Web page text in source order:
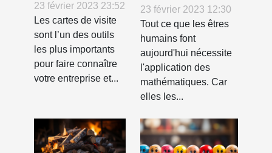
Lyon ?
23 février 2023 23:52
Les cartes de visite
sont l’un des outils
les plus importants
pour faire connaître
votre entreprise et...
des
mathématiques
23 février 2023 12:30
Tout ce que les êtres
humains font
aujourd'hui nécessite
l'application des
mathématiques. Car
elles les...